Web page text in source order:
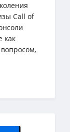
Call of
как